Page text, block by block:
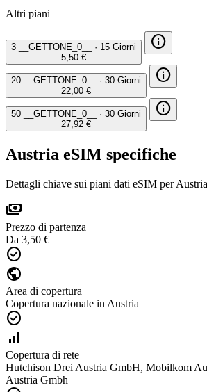
Altri piani
3 __GETTONE_0__ · 15 Giorni
5,50 €
info
20 __GETTONE_0__ · 30 Giorni
22,00 €
info
50 __GETTONE_0__ · 30 Giorni
27,92 €
info
Austria eSIM specifiche
Dettagli chiave sui piani dati eSIM per
payments
Prezzo di partenza
Da 3,50 €
check_circle
public
Area di copertura
Copertura nazionale in Austria
check_circle
signal_cellular_alt
Copertura di rete
Hutchison Drei Austria GmbH, Mobilkom
Austria Gmbh